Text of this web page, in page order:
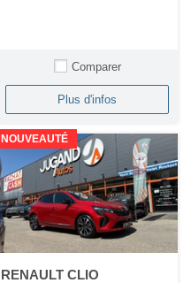
Comparer
Plus d'infos
NOUVEAUTÉ
RENAULT CLIO